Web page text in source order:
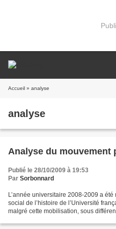
Accueil » analyse
analyse
Analyse du mouvement
Publié le 28/10/2009 à 19:53
Par Sorbonnard
L’année universitaire 2008-2009 a
social de l’histoire de l’Université
malgré cette mobilisation, sous